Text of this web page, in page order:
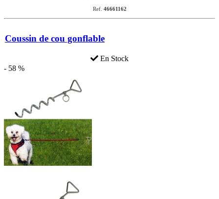
Ref. 46661162
Coussin de cou gonflable
En Stock
- 58 %